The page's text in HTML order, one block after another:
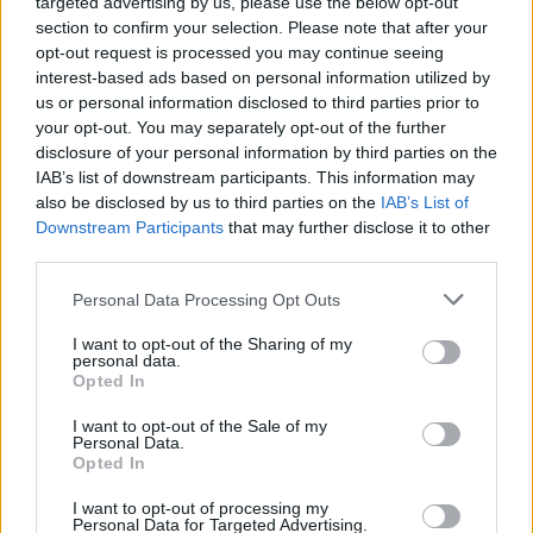
section to confirm your selection. Please note that after your
opt-out request is processed you may continue seeing
interest-based ads based on personal information utilized by
us or personal information disclosed to third parties prior to
your opt-out. You may separately opt-out of the further
disclosure of your personal information by third parties on the
IAB’s list of downstream participants. This information may
also be disclosed by us to third parties on the IAB’s List of
Downstream Participants that may further disclose it to other
Personal Data Processing Opt Outs
I want to opt-out of the Sharing of my
personal data.
Opted In
I want to opt-out of the Sale of my
Personal Data.
Opted In
I want to opt-out of processing my
Personal Data for Targeted Advertising.
Κηδείες/Μνημόσυνα 16/7/26 11:11
Κηδεία Μαρίας Τσουρογιάννη του
Νικολάου
Την πολυαγαπημένη μας σύζυγο, μητέρα, γιαγιά,
αδελφή, θεία, εξαδέλφη και φίλη ΜΑΡΙΑ
ΤΣΟΥΡΟΥΓΙΑΝΝΗ ΤΟΥ ΝΙΚΟΛΑΟΥ ΤΟ ΓΕΝΟΣ ΠΕΡΙ...
Κηδείες/Μνημόσυνα 14/7/26 14:57